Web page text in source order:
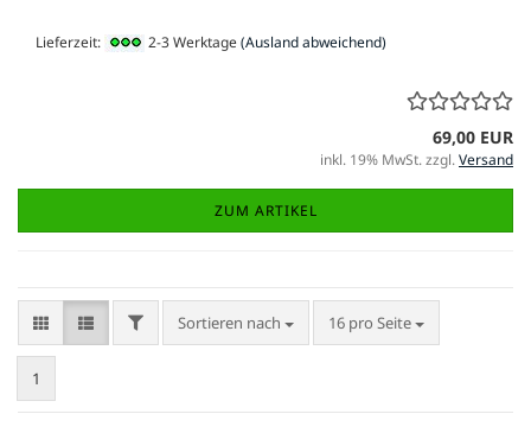
Lieferzeit: 2-3 Werktage(Ausland abweichend)
69,00 EUR
inkl. 19% MwSt. zzgl.Versand
ZUM ARTIKEL
FILTERSortieren nach
Sortieren nach 16 pro Seite
pro Seite
1